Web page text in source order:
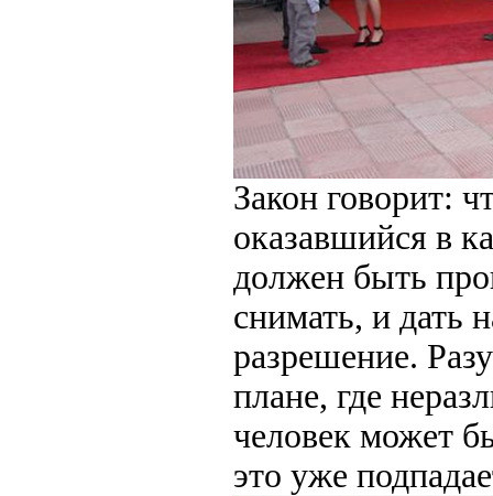
Закон говорит:
оказавшийся в
должен быть
снимать, и дать
разрешение.
плане, где
человек может
это уже